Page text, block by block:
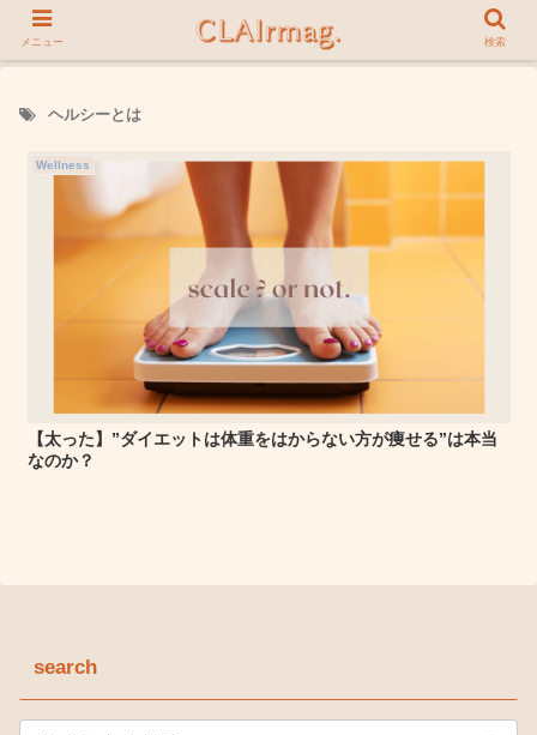
ヘルシーとは
Wellness
【太った】”ダイエットは体重をはからない方が痩せる”は本当
なのか？
search
メニュー 検索